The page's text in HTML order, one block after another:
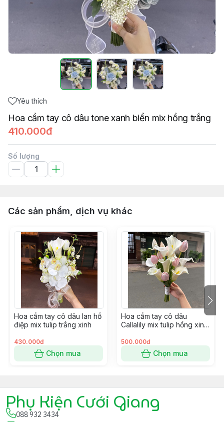
Yêu thích
Hoa cầm tay cô dâu tone xanh biển mix hồng trắng
410.000đ
Số lượng
Các sản phẩm, dịch vụ khác
Hoa cầm tay cô dâu lan hồ
điệp mix tulip trắng xinh
430.000đ
Chọn mua
Hoa cầm tay cô dâu
Callalily mix tulip hồng xinh
500.000đ
Chọn mua
Phụ Kiện Cưới Giang
088 932 3434